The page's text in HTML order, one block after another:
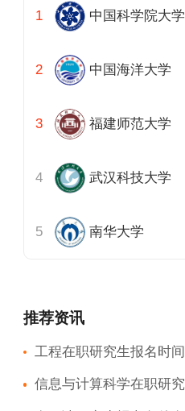
中国科学院大学
中国海洋大学
福建师范大学
武汉科技大学
南华大学
推荐资讯
工程在职研究生报名时间